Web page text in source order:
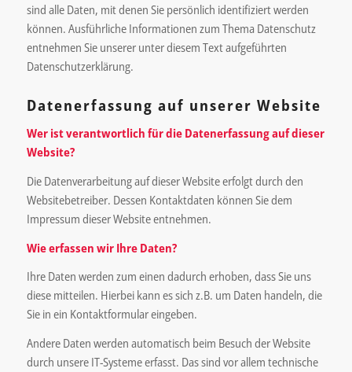
sind alle Daten, mit denen Sie persönlich identifiziert werden
können. Ausführliche Informationen zum Thema Datenschutz
entnehmen Sie unserer unter diesem Text aufgeführten
Datenschutzerklärung.
Datenerfassung auf unserer Website
Wer ist verantwortlich für die Datenerfassung auf dieser
Website?
Die Datenverarbeitung auf dieser Website erfolgt durch den
Websitebetreiber. Dessen Kontaktdaten können Sie dem
Impressum dieser Website entnehmen.
Wie erfassen wir Ihre Daten?
Ihre Daten werden zum einen dadurch erhoben, dass Sie uns
diese mitteilen. Hierbei kann es sich z.B. um Daten handeln, die
Sie in ein Kontaktformular eingeben.
Andere Daten werden automatisch beim Besuch der Website
durch unsere IT-Systeme erfasst. Das sind vor allem technische